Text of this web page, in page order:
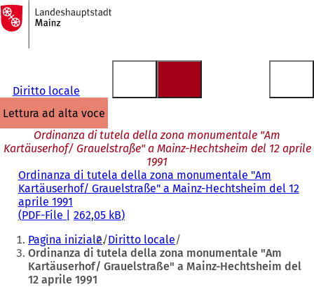
Vai al contenuto
Alla
pagina
iniziale
Diritto locale
lettura ad alta voce
Ordinanza di tutela della zona monumentale "Am
Kartäuserhof/ Grauelstraße" a Mainz-Hechtsheim del 12 aprile
1991
Ordinanza di tutela della zona monumentale "Am
Kartäuserhof/ Grauelstraße" a Mainz-Hechtsheim del 12
aprile 1991
PDF-File 262,05 kB
Siete
qui:
Pagina iniziale Diritto locale
Ordinanza di tutela della zona monumentale "Am
Kartäuserhof/ Grauelstraße" a Mainz-Hechtsheim del
12 aprile 1991